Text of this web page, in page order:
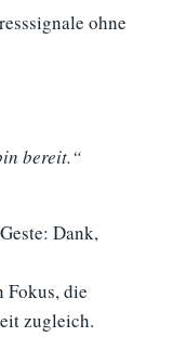
ohne
bereit.“
Dank,
Fokus, die
zugleich.